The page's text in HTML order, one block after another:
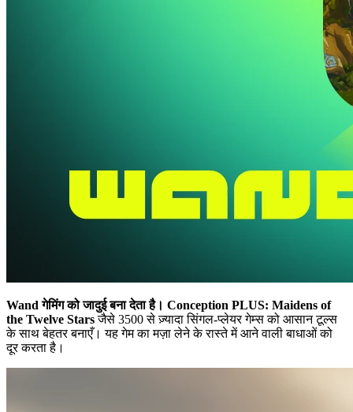
Wand गेमिंग को जादुई बना देता है। Conception PLUS: Maidens of
the Twelve Starsजैसे 3500 से ज़्यादा सिंगल-प्लेयर गेम्स को आसान टूल्स
के साथ बेहतर बनाएँ। यह गेम का मज़ा लेने के रास्ते में आने वाली बाधाओं को
दूर करता है।